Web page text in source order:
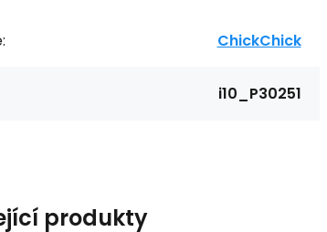
ChickChick
i10_P30251
produkty